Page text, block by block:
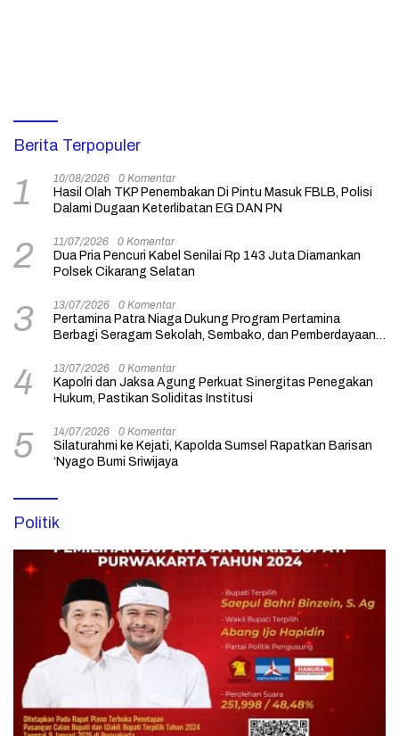
Berita Terpopuler
1 10/08/2026 0 Komentar
Hasil Olah TKP Penembakan Di Pintu Masuk FBLB, Polisi
Dalami Dugaan Keterlibatan EG DAN PN
2 11/07/2026 0 Komentar
Dua Pria Pencuri Kabel Senilai Rp 143 Juta Diamankan
Polsek Cikarang Selatan
3 13/07/2026 0 Komentar
Pertamina Patra Niaga Dukung Program Pertamina
Berbagi Seragam Sekolah, Sembako, dan Pemberdayaan
4 13/07/2026 0 Komentar
Kapolri dan Jaksa Agung Perkuat Sinergitas Penegakan
Hukum, Pastikan Soliditas Institusi
5 14/07/2026 0 Komentar
Silaturahmi ke Kejati, Kapolda Sumsel Rapatkan Barisan
‘Nyago Bumi Sriwijaya
Politik